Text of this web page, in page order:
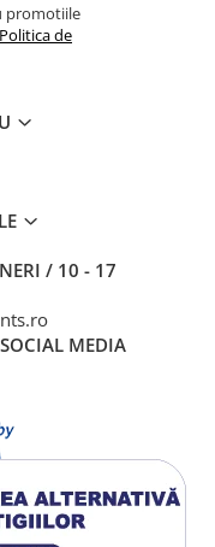
promotiile
Politica de
/ 10 - 17
MEDIA